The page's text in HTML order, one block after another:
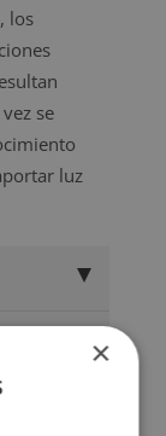
los
se
luz
×